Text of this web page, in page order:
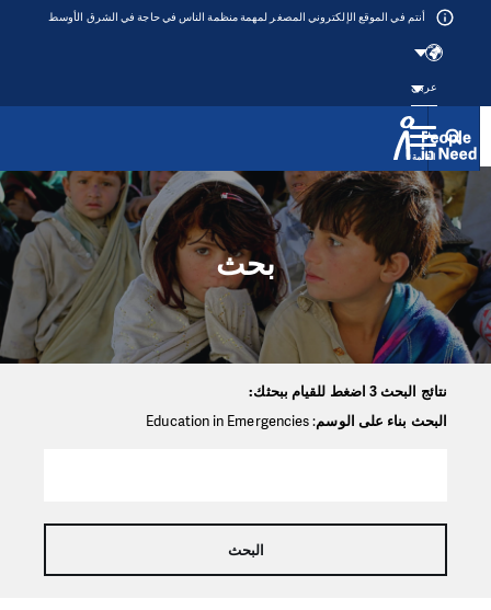
Přeskočit na obsah
أنتم في الموقع الإلكتروني المصغر لمهمة منظمة الناس في حاجة في الشرق الأوسط
عربي
القائمة
بحث
نتائج البحث 3 اضغط للقيام ببحثك:
البحث بناء على الوسم: Education in Emergencies